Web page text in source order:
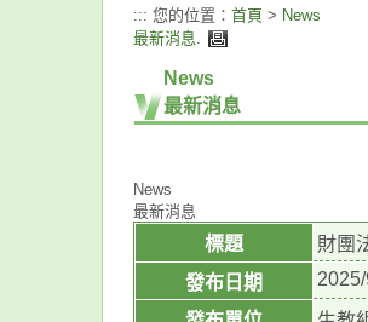
::: 您的位置： 首頁 > News
最新消息.
News
最新消息
News
最新消息
標題
財團
發布日期